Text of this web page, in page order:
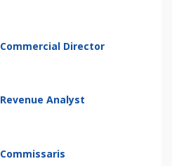
Commercial Director
Revenue Analyst
Commissaris